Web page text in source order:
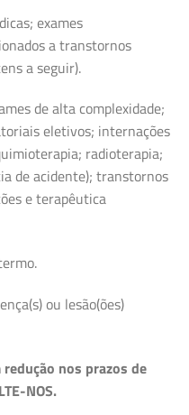
exames
a transtornos
a seguir).
de alta complexidade;
eletivos; internações
radioterapia;
de acidente); transtornos
e terapêutica
ou lesão(ões)
nos prazos de
NOS.